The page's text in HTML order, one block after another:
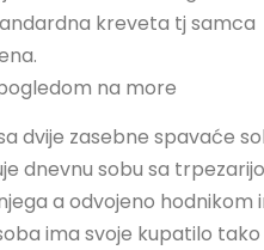
kreveta tj samca
na more
dvije zasebne spavaće
dnevnu sobu sa
a odvojeno
ima svoje kupatilo